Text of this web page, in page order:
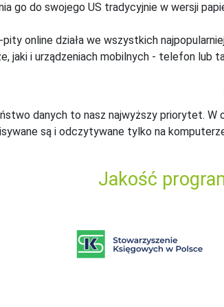
go do swojego US tradycyjnie w wersji
pity online działa we wszystkich
jaki i urządzeniach mobilnych - telefon lub
danych to nasz najwyższy priorytet. W
są i odczytywane tylko na
Jakość